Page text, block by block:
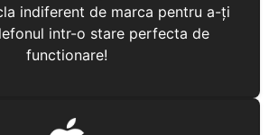
indiferent de marca pentru a-ți
intr-o stare perfecta de
functionare!